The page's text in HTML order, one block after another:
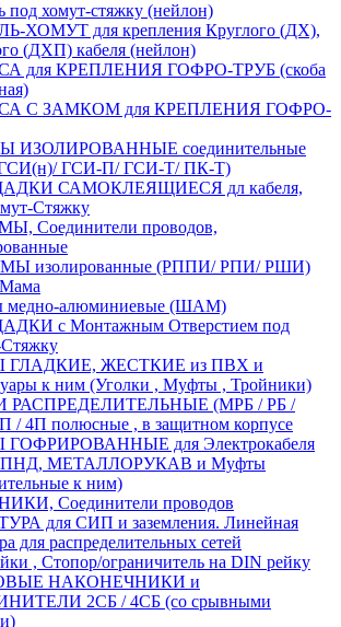
под хомут-стяжку (нейлон)
ХОМУТ для крепления Круглого (ДХ),
(ДХП) кабеля (нейлон)
для КРЕПЛЕНИЯ ГОФРО-ТРУБ (скоба
С ЗАМКОМ для КРЕПЛЕНИЯ ГОФРО-
ИЗОЛИРОВАННЫЕ соединительные
ГСИ-П/ ГСИ-Т/ ПК-Т)
САМОКЛЕЯЩИЕСЯ дл кабеля,
Стяжку
Соединители проводов,
изолированные (РППИ/ РПИ/ РШИ)
медно-алюминиевые (ШАМ)
с Монтажным Отверстием под
ГЛАДКИЕ, ЖЕСТКИЕ из ПВХ и
к ним (Уголки , Муфты , Тройники)
РАСПРЕДЕЛИТЕЛЬНЫЕ (МРБ / РБ /
/ 4П полюсные , в защитном корпусе
ГОФРИРОВАННЫЕ для Электрокабеля
МЕТАЛЛОРУКАВ и Муфты
к ним)
Соединители проводов
для СИП и заземления. Линейная
для распределительных сетей
, Стопор/ограничитель на DIN рейку
НАКОНЕЧНИКИ и
2СБ / 4СБ (со срывными